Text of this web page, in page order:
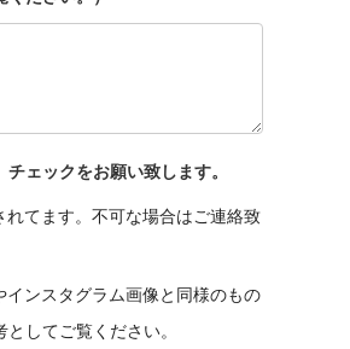
ェックをお願い致します。
てます。不可な場合はご連絡致
ンスタグラム画像と同様のもの
してご覧ください。